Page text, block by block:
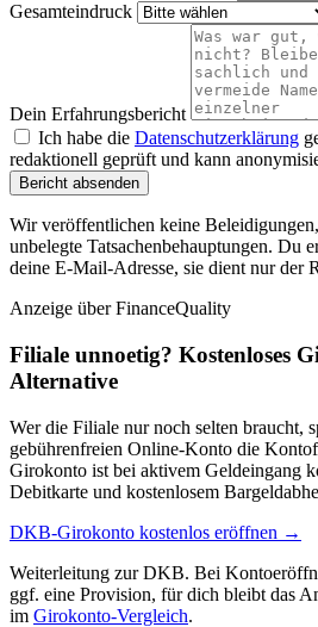
Gesamteindruck
Dein Erfahrungsbericht
Ich habe die Datenschutzerklärung
redaktionell geprüft und kann
Bericht absenden
Wir veröffentlichen keine
unbelegte Tatsachenbehauptungen. Du
deine E-Mail-Adresse, sie dient nur der
Anzeige über FinanceQuality
Filiale unnoetig? Kostenloses
Alternative
Wer die Filiale nur noch selten braucht,
gebührenfreien Online-Konto die
Girokonto ist bei aktivem Geldeingang
Debitkarte und kostenlosem
DKB-Girokonto kostenlos eröffnen →
Weiterleitung zur DKB. Bei
ggf. eine Provision, für dich bleibt das
im Girokonto-Vergleich.